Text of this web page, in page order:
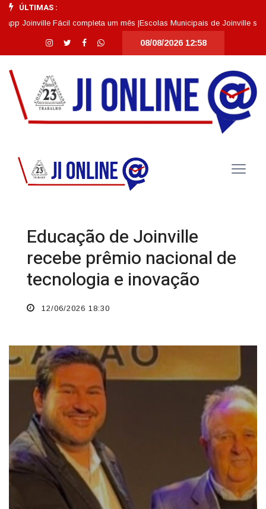
ÚLTIMAS :
Fácil completa um mês | Escolas Municipais de Joinville se
08/08/2026 12:58
Educação de Joinville
recebe prêmio nacional de
tecnologia e inovação
12/06/2026 18:30